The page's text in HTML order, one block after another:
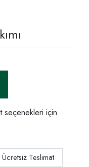
seçenekleri için
Ücretsiz Teslimat